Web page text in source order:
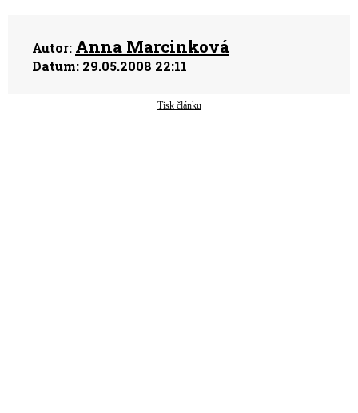
Autor: Anna Marcinková
Datum: 29.05.2008 22:11
Tisk článku